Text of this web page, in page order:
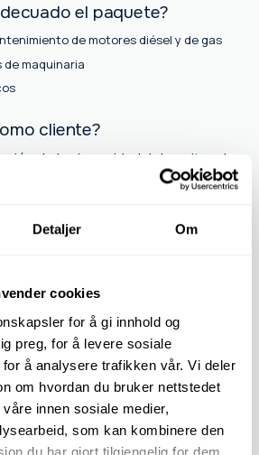
Detaljer Om
cookies
for å gi innhold og
preg, for å levere sosiale
å analysere trafikken vår. Vi deler
om hvordan du bruker nettstedet
innen sosiale medier,
som kan kombinere den
du har gjort tilgjengelig for dem,
el paquete?
de motores diésel y de gas
de maquinaria
cliente?
de la viscosidad del aceite, el
los metales de desgaste. Los
a tiempo.